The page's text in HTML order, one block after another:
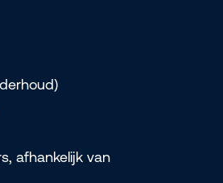
afhankelijk van